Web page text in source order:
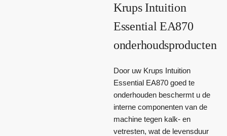
Krups Intuition
Essential EA870
onderhoudsproducten
Door uw Krups Intuition
Essential EA870 goed te
onderhouden beschermt u de
interne componenten van de
machine tegen kalk- en
vetresten, wat de levensduur